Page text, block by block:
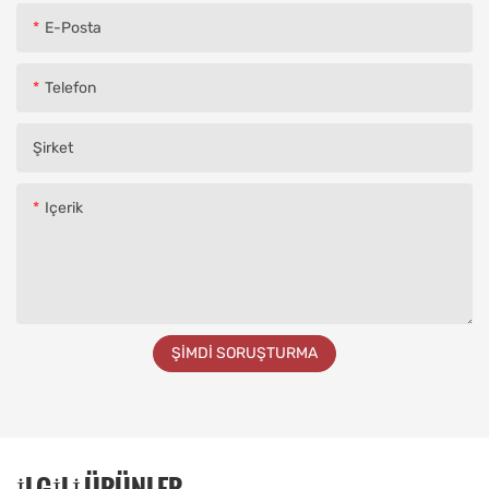
E-Posta
Telefon
Şirket
Içerik
ŞIMDI SORUŞTURMA